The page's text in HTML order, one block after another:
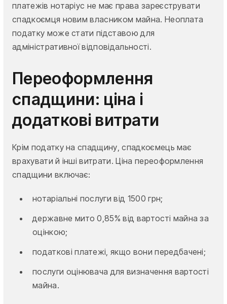
платежів нотаріус не має права зареєструвати
спадкоємця новим власником майна. Неоплата
податку може стати підставою для
адміністративної відповідальності.
Переоформлення
спадщини: ціна і
додаткові витрати
Крім податку на спадщину, спадкоємець має
врахувати й інші витрати. Ціна переоформлення
спадщини включає:
нотаріальні послуги від 1500 грн;
державне мито 0,85% від вартості майна за
оцінкою;
податкові платежі, якщо вони передбачені;
послуги оцінювача для визначення вартості
майна.